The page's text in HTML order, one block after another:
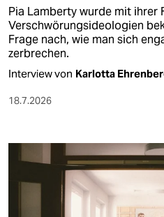
Pia Lamberty wurde mit ihrer
Verschwörungsideologien
Frage nach, wie man sich
zerbrechen.
Interview von Karlotta
18.7.2026